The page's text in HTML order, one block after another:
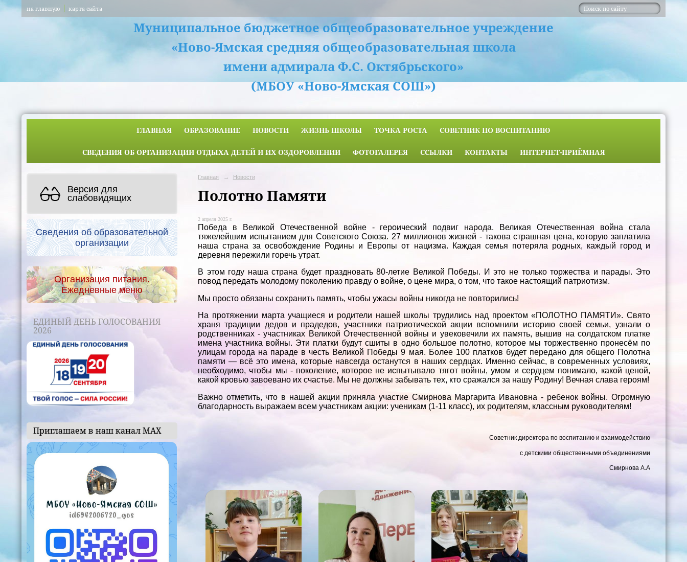
на главную карта сайта
Муниципальное бюджетное общеобразовательное учреждение
«Ново-Ямская средняя общеобразовательная школа
имени адмирала Ф.С. Октябрьского»
(МБОУ «Ново-Ямская СОШ»)
ГЛАВНАЯ ОБРАЗОВАНИЕ НОВОСТИ ЖИЗНЬ ШКОЛЫ ТОЧКА РОСТА СОВЕТНИК ПО ВОСПИТАНИЮ
СВЕДЕНИЯ ОБ ОРГАНИЗАЦИИ ОТДЫХА ДЕТЕЙ И ИХ ОЗДОРОВЛЕНИИ ФОТОГАЛЕРЕЯ ССЫЛКИ КОНТАКТЫ ИНТЕРНЕТ-ПРИЁМНАЯ
Версия для
слабовидящих
Сведения об образовательной
организации
Организация питания.
Ежедневные меню
ЕДИНЫЙ ДЕНЬ ГОЛОСОВАНИЯ
2026
Приглашаем в наш канал МАХ
Главная → Новости
Полотно Памяти
2 апреля 2025 г.
Победа в Великой Отечественной войне - героический подвиг народа. Великая Отечественная война стала
тяжелейшим испытанием для Советского Союза. 27 миллионов жизней - такова страшная цена, которую заплатила
наша страна за освобождение Родины и Европы от нацизма. Каждая семья потеряла родных, каждый город и
деревня пережили горечь утрат.
В этом году наша страна будет праздновать 80-летие Великой Победы. И это не только торжества и парады. Это
повод передать молодому поколению правду о войне, о цене мира, о том, что такое настоящий патриотизм.
Мы просто обязаны сохранить память, чтобы ужасы войны никогда не повторились!
На протяжении марта учащиеся и родители нашей школы трудились над проектом «ПОЛОТНО ПАМЯТИ». Свято
храня традиции дедов и прадедов, участники патриотической акции вспомнили историю своей семьи, узнали о
родственниках - участниках Великой Отечественной войны и увековечили их память, вышив на солдатском платке
имена участника войны. Эти платки будут сшиты в одно большое полотно, которое мы торжественно пронесём по
улицам города на параде в честь Великой Победы 9 мая. Более 100 платков будет передано для общего Полотна
памяти — всё это имена, которые навсегда останутся в наших сердцах. Именно сейчас, в современных условиях,
необходимо, чтобы мы - поколение, которое не испытывало тягот войны, умом и сердцем понимало, какой ценой,
какой кровью завоевано их счастье. Мы не должны забывать тех, кто сражался за нашу Родину! Вечная слава героям!
Важно отметить, что в нашей акции приняла участие Смирнова Маргарита Ивановна - ребенок войны. Огромную
благодарность выражаем всем участникам акции: ученикам (1-11 класс), их родителям, классным руководителям!
Советник директора по воспитанию и взаимодействию
с детскими общественными объединениями
Смирнова А.А